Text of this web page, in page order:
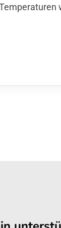
Temperaturen